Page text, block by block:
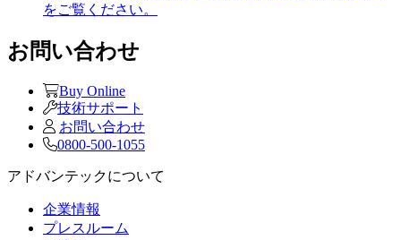
をご覧ください。
お問い合わせ
Buy Online
技術サポート
お問い合わせ
0800-500-1055
アドバンテックについて
企業情報
プレスルーム